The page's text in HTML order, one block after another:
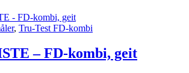
, Tru-Test FD-kombi
– FD-kombi, geit